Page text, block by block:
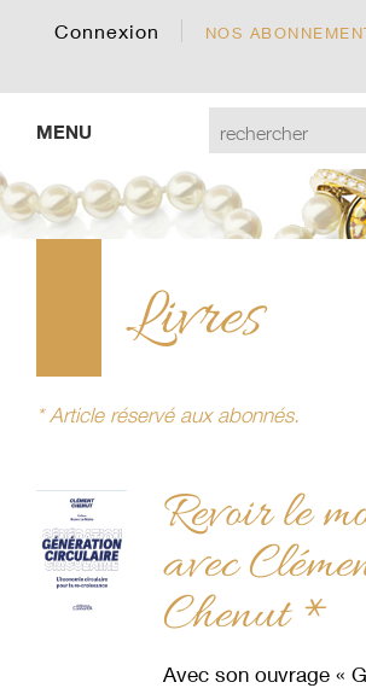
Connexion NOS
MENU
Livres
* Article réservé aux abonnés.
Revoir le
avec
Chenut *
Avec son ouvrage «